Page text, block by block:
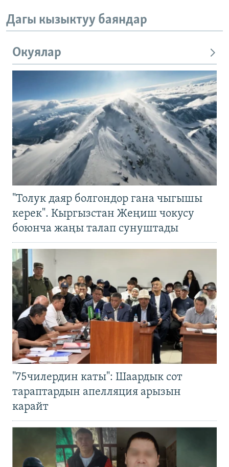
Дагы кызыктуу баяндар
Окуялар
"Толук даяр болгондор гана чыгышы
керек". Кыргызстан Жеңиш чокусу
боюнча жаңы талап сунуштады
"75чилердин каты": Шаардык сот
тараптардын апелляция арызын
карайт